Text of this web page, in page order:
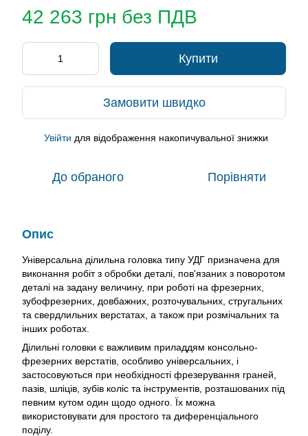
42 263 грн без ПДВ
Купити
Замовити швидко
Увійти для відображення накопичувальної знижки
До обраного Порівняти
Опис
Універсальна ділильна головка типу УДГ призначена для
виконання робіт з обробки деталі, пов'язаних з поворотом
деталі на задану величину, при роботі на фрезерних,
зубофрезерних, довбажних, розточувальних, стругальних
та свердлильних верстатах, а також при розмічальних та
інших роботах.
Ділильні головки є важливим приладдям консольно-
фрезерних верстатів, особливо універсальних, і
застосовуються при необхідності фрезерування граней,
пазів, шліців, зубів коліс та інструментів, розташованих під
певним кутом один щодо одного. Їх можна
використовувати для простого та диференціального
поділу.